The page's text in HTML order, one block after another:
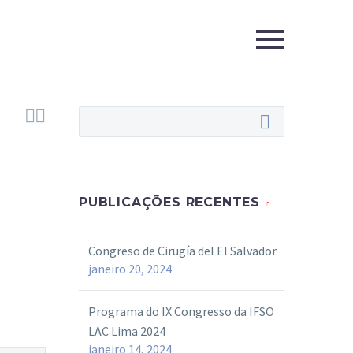

PUBLICAÇÕES RECENTES
Congreso de Cirugía del El Salvador
janeiro 20, 2024
Programa do IX Congresso da IFSO
LAC Lima 2024
janeiro 14, 2024